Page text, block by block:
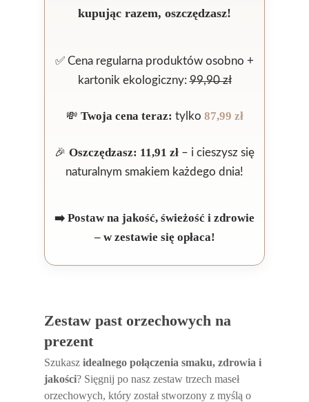
kupując razem, oszczędzasz!
✅ Cena regularna produktów osobno +
kartonik ekologiczny:99,90 zł
💸 Twoja cena teraz: tylko 87,99 zł
🎉 Oszczędzasz: 11,91 zł – i cieszysz się
naturalnym smakiem każdego dnia!
➡️ Postaw na jakość, świeżość i zdrowie
– w zestawie się opłaca!
Zestaw past orzechowych na
prezent
Szukaszidealnego połączenia smaku, zdrowia i
jakości? Sięgnij po nasz zestaw trzech maseł
orzechowych, który został stworzony z myślą o